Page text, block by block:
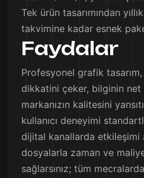
Tek ürün tasarımından
takvimine kadar esnek
Faydalar
Profesyonel grafik
dikkatini çeker, bilginin
markanızın kalitesini
kullanıcı deneyimi
dijital kanallarda etkileşimi
dosyalarla zaman ve
sağlarsınız; tüm